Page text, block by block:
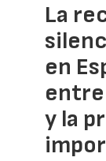
La
en
y la